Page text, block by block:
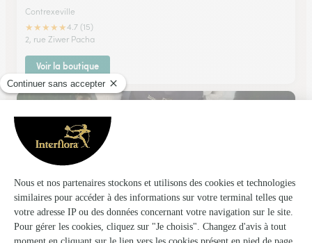
Contrexeville
★★★★★4.7 (15)
2, rue Ziwer Pacha
Voir la boutique
Art Floral, Guidon
Neuves Maisons